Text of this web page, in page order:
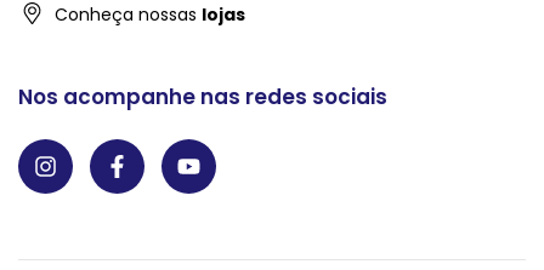
Conheça nossas lojas
Nos acompanhe nas redes sociais